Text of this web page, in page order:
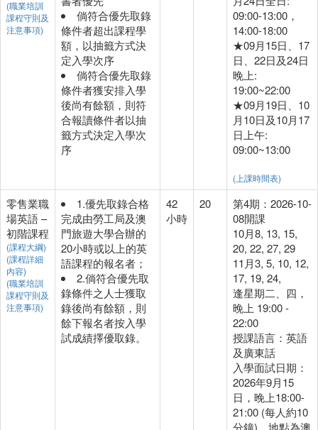
(職業培訓
課程守則及
注意事項)
倘符合優先取錄
條件者超出課程學
額，以抽籤方式決
定入學次序
倘符合優先取錄
條件者獲安排入學
後尚有餘額，則符
合報讀條件者以抽
籤方式決定入學次
序
09:00-13:00，
14:00-18:00
★09月15日、17
日、22日及24日
晚上:
19:00~22:00
★09月19日、10
月10日及10月17
日上午:
09:00~13:00
(上課時間表)
零售業職
場英語 –
初階課程
(課程大綱)
(課程詳細
內容)
(職業培訓
課程守則及
注意事項)
1.優先取錄合格
完成由勞工局及澳
門旅遊大學合辦的
20小時或以上的英
語課程的報名者；
2.倘符合優先取
錄條件之人士獲取
錄後尚有餘額，則
餘下報名者按入學
試成績擇優取錄。
42
小時
20
第4期：2026-10-
08開課
10月8, 13, 15,
20, 22, 27, 29
11月3, 5, 10, 12,
17, 19, 24,
逢星期二、四，
晚上 19:00 -
22:00
授課語言：英語
及廣東話
入學面試日期：
2026年9月15
日，晚上18:00-
21:00 (每人約10
分鐘)，地點為澳